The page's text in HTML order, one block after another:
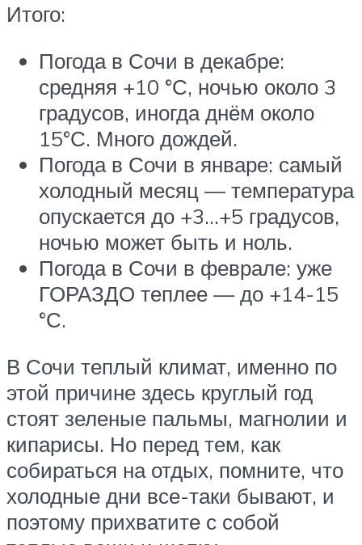
Итого:
Погода в Сочи в декабре:
средняя +10 °С, ночью около 3
градусов, иногда днём около
15°С. Много дождей.
Погода в Сочи в январе: самый
холодный месяц — температура
опускается до +3…+5 градусов,
ночью может быть и ноль.
Погода в Сочи в феврале: уже
ГОРАЗДО теплее — до +14-15
°С.
В Сочи теплый климат, именно по
этой причине здесь круглый год
стоят зеленые пальмы, магнолии и
кипарисы. Но перед тем, как
собираться на отдых, помните, что
холодные дни все-таки бывают, и
поэтому прихватите с собой